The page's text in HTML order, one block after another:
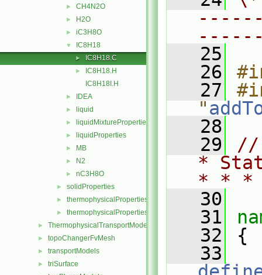
► CH4N2O
► H2O
► iC3H8O
▼ IC8H18
► IC8H18.C
►
IC8H18.H
IC8H18I.H
► IDEA
► liquid
► liquidMixtureProperties
► liquidProperties
► MB
► N2
► nC3H8O
► solidProperties
► thermophysicalProperties
► thermophysicalPropertiesSelector
► ThermophysicalTransportModels
► topoChangerFvMesh
► transportModels
► triSurface
   25
   26
   27
"
   28
   29
//
*
* *
   30
   31
   32
{
   33